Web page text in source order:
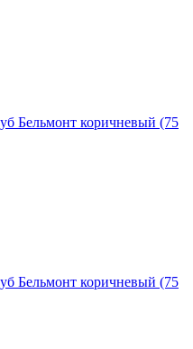
Бельмонт коричневый (75
Бельмонт коричневый (75